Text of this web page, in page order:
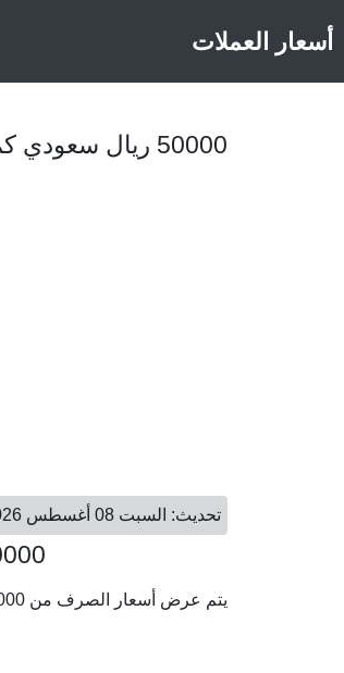
أسعار العملات
50000 ريال سعودي كم دينار كويتي
تحديث: السبت 08 أغسطس 2026, 03:55 م ، الرياض - السبت 08 أغسطس 2026, 03:55 م ، الكويت
50000 ريال سعودي =
يتم عرض أسعار الصرف من 50000 ريال سعودي ( SAR) إلى الدينار الكويتي ( KWD) وفقا لأحدث أسعار الصرف.